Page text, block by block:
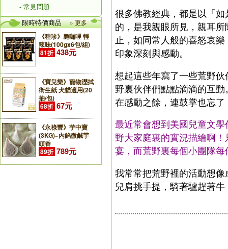
- 常見問題
限時特價商品
» 更多
《稑珍》脆咖哩 輕
辣味(100gx6包/組)
81折 438元
《寶兒樂》寵物溼拭
衛生紙 犬貓適用(20
抽/包)
68折 67元
《永祿豐》芋中寶
(3KG)~內餡微鹹芋
頭香
89折 789元
很多佛教經典，都是以「
的，是我親眼所見，親耳
止，如同常人般的喜怒哀
印象深刻與感動。
想起這些年寫了一些荒野
野裏伙伴們點點滴滴的互
在感動之餘，連鼓掌也忘了
最近常會想到美國兒童文
野大家庭裏的實況描繪啊
宴，而荒野裏每個小團隊
我常常把荒野裡的活動想
兒肩挑手提，騎著驢趕著